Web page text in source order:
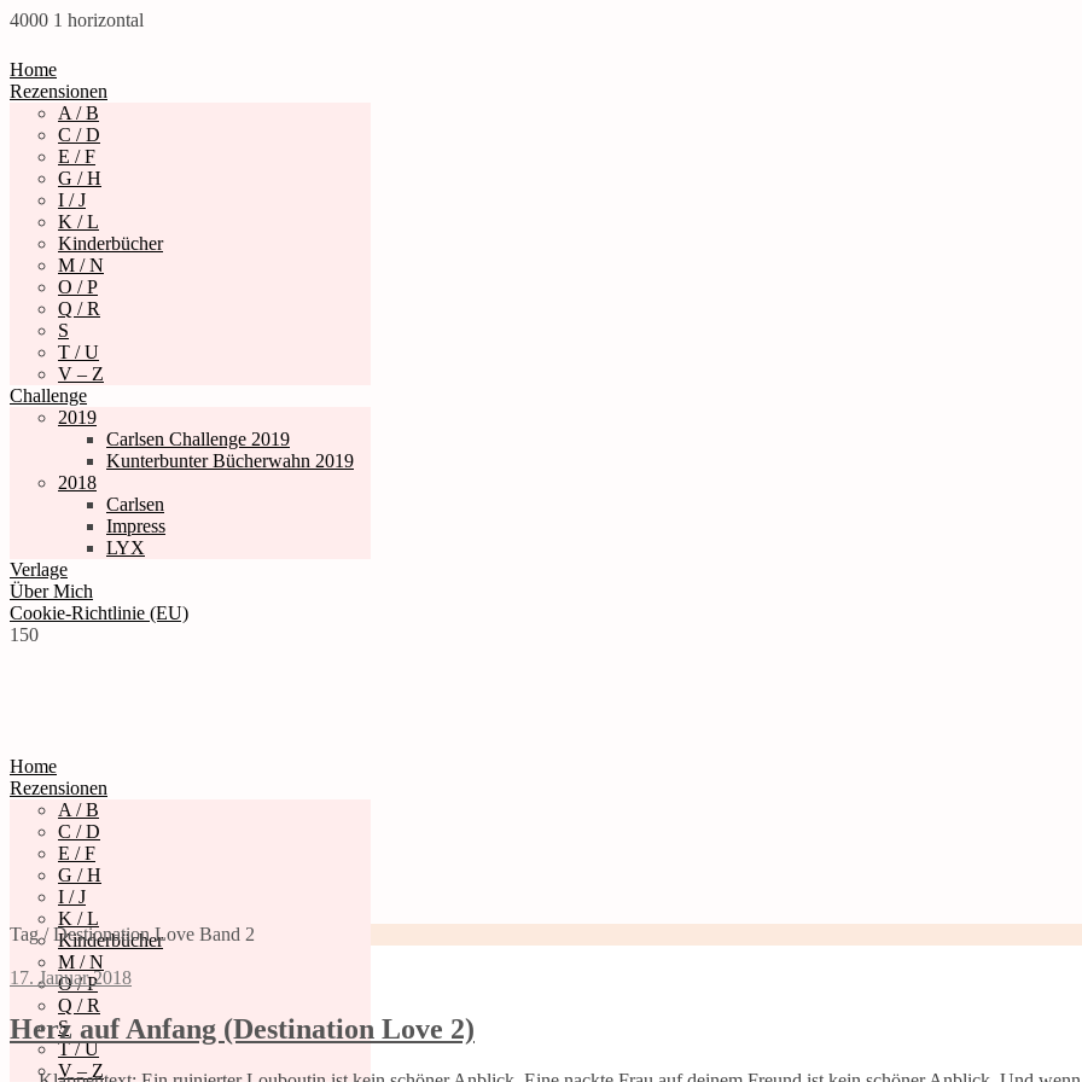
4000 1 horizontal
Home
Rezensionen
A / B
C / D
E / F
G / H
I / J
K / L
Kinderbücher
M / N
O / P
Q / R
S
T / U
V – Z
Challenge
2019
Carlsen Challenge 2019
Kunterbunter Bücherwahn 2019
2018
Carlsen
Impress
LYX
Verlage
Über Mich
Cookie-Richtlinie (EU)
150
Home
Rezensionen
A / B
C / D
E / F
G / H
I / J
K / L
Kinderbücher
M / N
O / P
Q / R
S
T / U
V – Z
Tag / Destionation Love Band 2
17. Januar 2018
Herz auf Anfang (Destination Love 2)